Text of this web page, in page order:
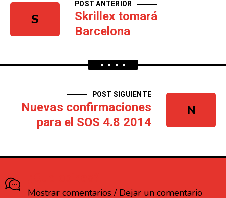
S
POST ANTERIOR
Skrillex tomará
Barcelona
N
POST SIGUIENTE
Nuevas confirmaciones
para el SOS 4.8 2014
Mostrar comentarios / Dejar un comentario